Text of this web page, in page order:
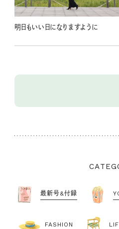
明日もいい日になりますように
最新号&付録
FASHION